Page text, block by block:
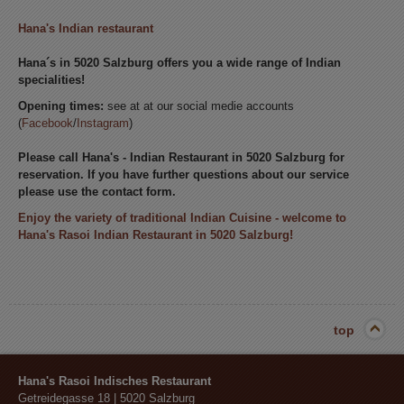
Hana's Indian restaurant
Hana´s in 5020 Salzburg offers you a wide range of Indian
specialities!
Opening times: see at at our social medie accounts
(Facebook/ Instagram)
Please call Hana's - Indian Restaurant in 5020 Salzburg for
reservation. If you have further questions about our service
please use the contact form.
Enjoy the variety of traditional Indian Cuisine - welcome to
Hana's Rasoi Indian Restaurant in 5020 Salzburg!
top
Hana's Rasoi Indisches Restaurant
Getreidegasse 18
5020 Salzburg